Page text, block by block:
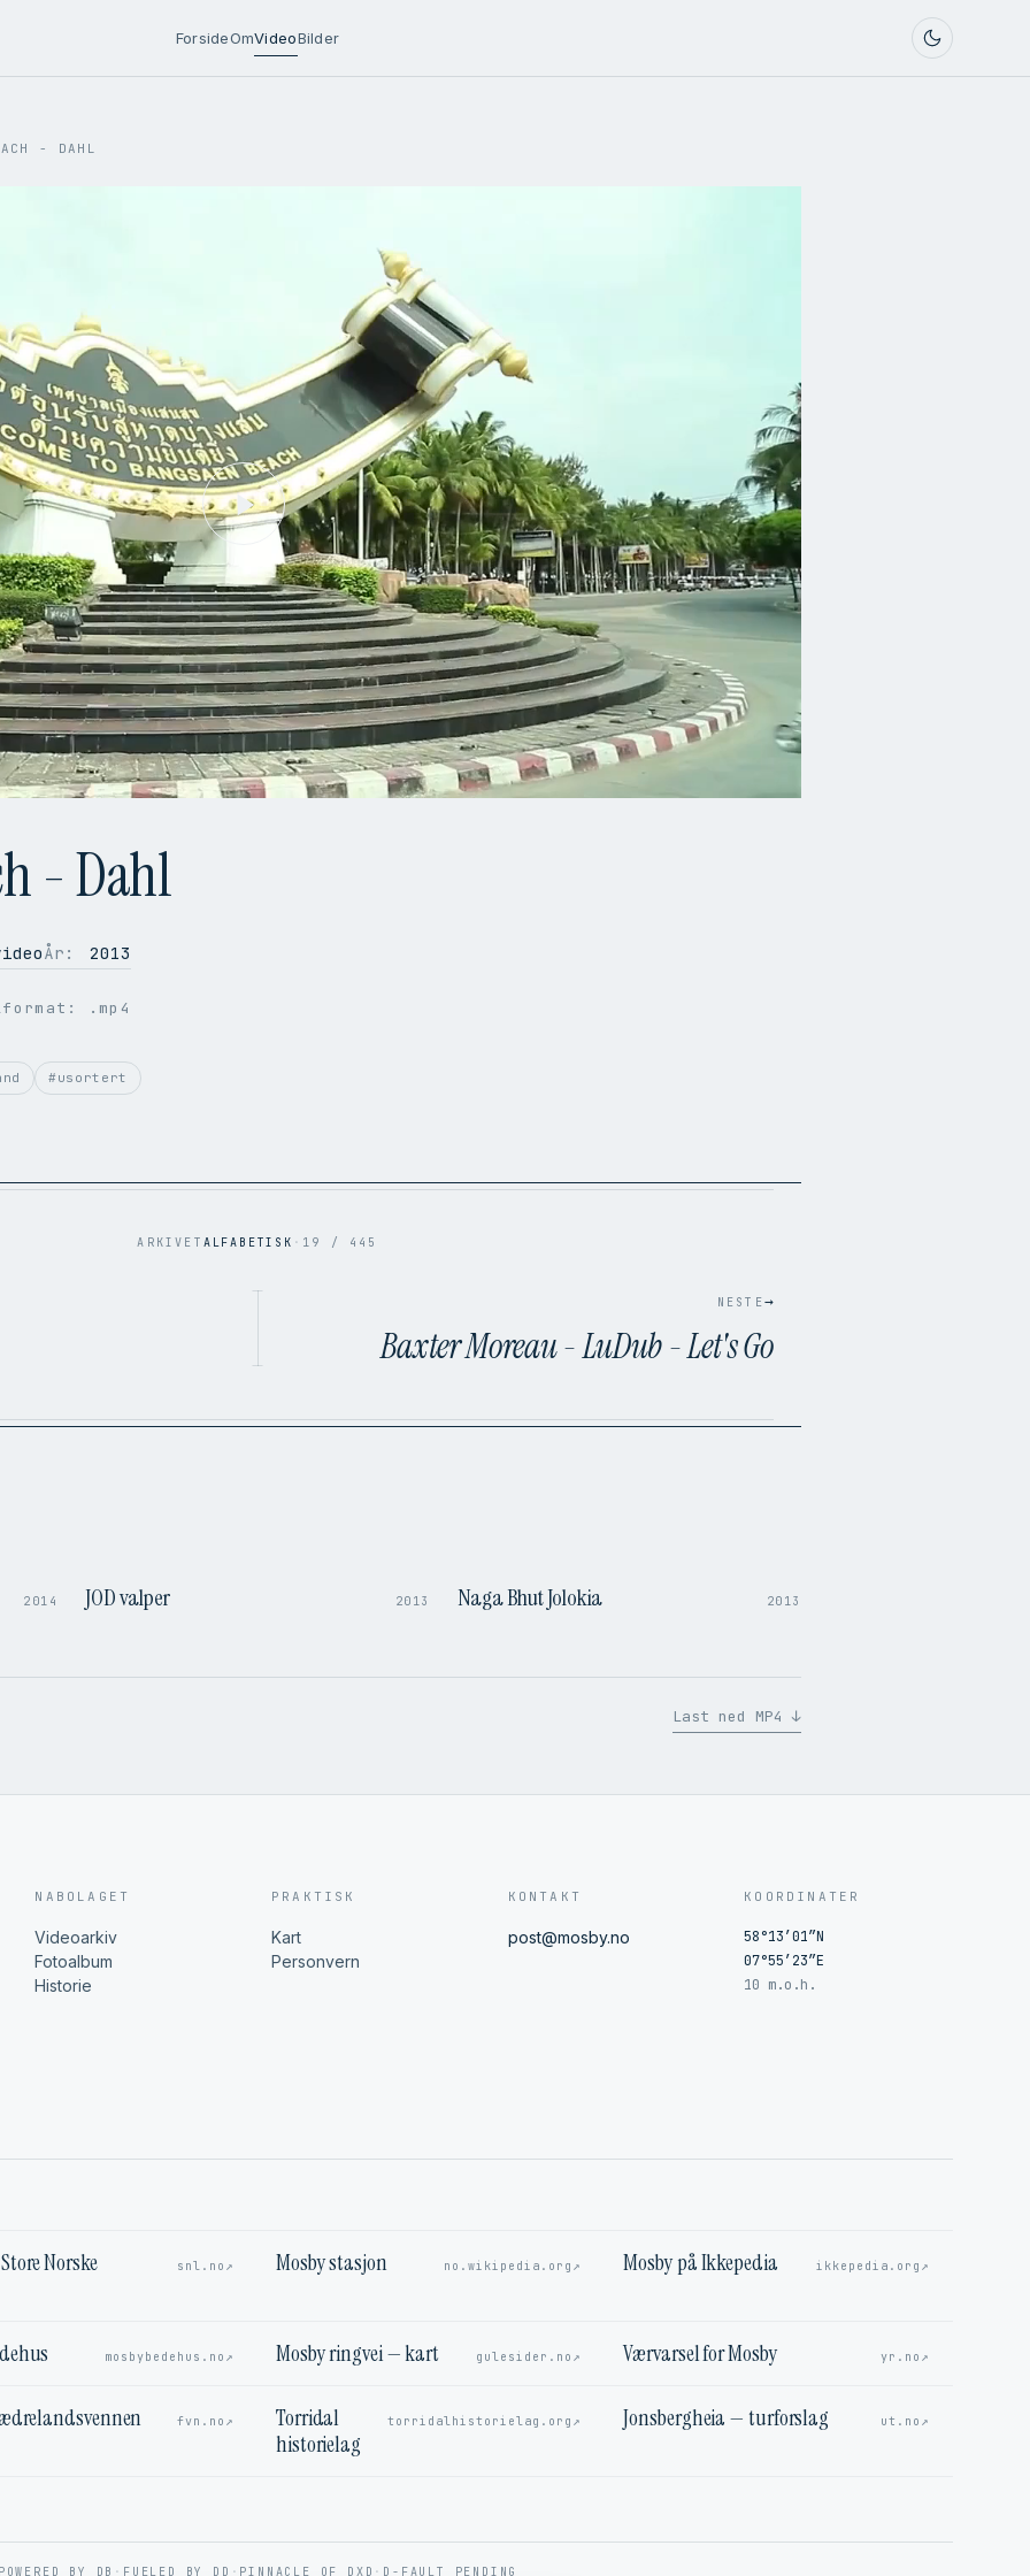
ForsideOmVideoBilder
- DAHL
Play
Video
- Dahl
År: 2013
.mp4
#usortert
ARKIVET ALFABETISK · 19 / 445
NESTE→
Baxter Moreau - LuDub - Let's Go
2014 JOD valper 2013 Naga Bhut Jolokia 2013
Last ned MP4 ↓
NABOLAGET
Videoarkiv
Fotoalbum
Historie
PRAKTISK
Kart
Personvern
KONTAKT
post@mosby.no
KOORDINATER
58°13′01″N
07°55′23″E
10 m.o.h.
Norske
snl.no ↗ Mosby stasjon no.wikipedia.org ↗ Mosby på Ikkepedia ikkepedia.org ↗
mosbybedehus.no ↗ Mosby ringvei — kart gulesider.no ↗ Værvarsel for Mosby yr.no ↗
fvn.no ↗
Torridal
historielag
torridalhistorielag.org ↗ Jonsbergheia — turforslag ut.no ↗
POWERED BY DB · FUELED BY DD · PINNACLE OF DXD · D-FAULT PENDING